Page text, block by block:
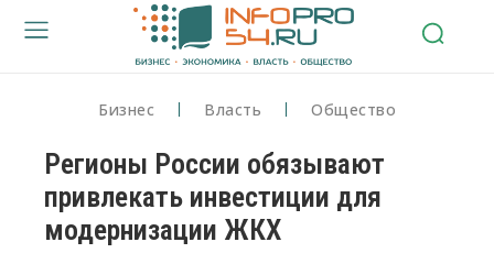
Бизнес Власть Общество
Регионы России обязывают
привлекать инвестиции для
модернизации ЖКХ